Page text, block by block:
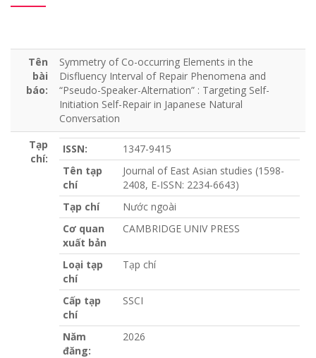
Tên
bài
báo:
Symmetry of Co-occurring Elements in the
Disfluency Interval of Repair Phenomena and
“Pseudo-Speaker-Alternation” : Targeting Self-
Initiation Self-Repair in Japanese Natural
Conversation
Tạp
chí:
ISSN:
1347-9415
Tên tạp
chí
Journal of East Asian studies (1598-
2408, E-ISSN: 2234-6643)
Tạp chí
Nước ngoài
Cơ quan
xuất bản
CAMBRIDGE UNIV PRESS
Loại tạp
chí
Tạp chí
Cấp tạp
chí
SSCI
Năm
đăng:
2026